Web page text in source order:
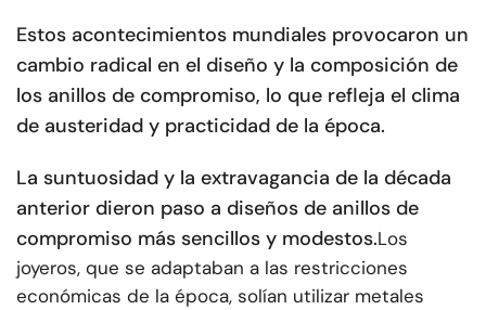
Estos acontecimientos mundiales provocaron un
cambio radical en el diseño y la composición de
los anillos de compromiso, lo que refleja el clima
de austeridad y practicidad de la época.
La suntuosidad y la extravagancia de la década
anterior dieron paso a diseños de anillos de
compromiso más sencillos y modestos.Los
joyeros, que se adaptaban a las restricciones
económicas de la época, solían utilizar metales